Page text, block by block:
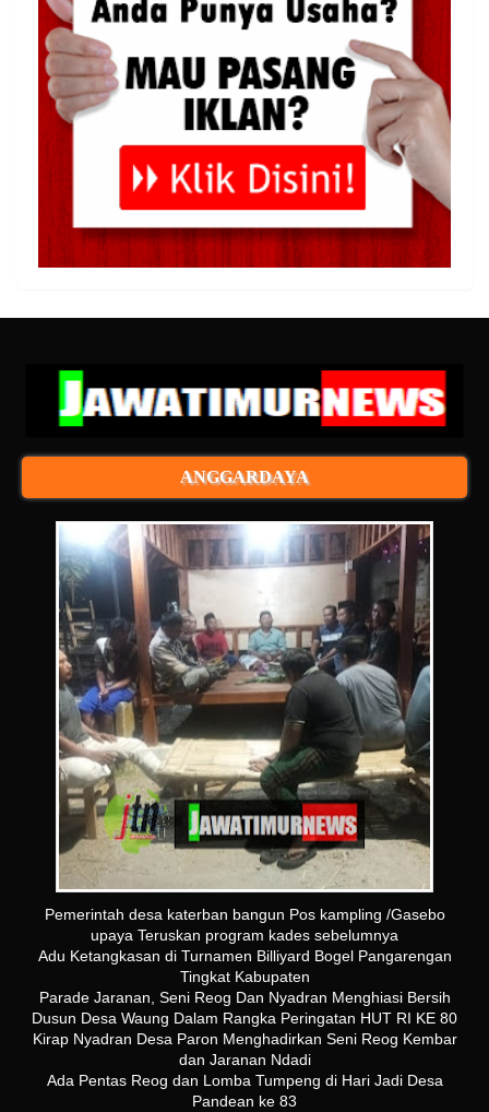
ANGGARDAYA
Pemerintah desa katerban bangun Pos kampling /Gasebo
upaya Teruskan program kades sebelumnya
Adu Ketangkasan di Turnamen Billiyard Bogel Pangarengan
Tingkat Kabupaten
Parade Jaranan, Seni Reog Dan Nyadran Menghiasi Bersih
Dusun Desa Waung Dalam Rangka Peringatan HUT RI KE 80
Kirap Nyadran Desa Paron Menghadirkan Seni Reog Kembar
dan Jaranan Ndadi
Ada Pentas Reog dan Lomba Tumpeng di Hari Jadi Desa
Pandean ke 83